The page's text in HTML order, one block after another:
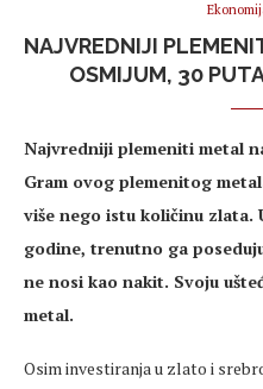
NAJVREDNIJI
OSMIJUM, 30
Najvredniji plemeniti metal
Gram ovog plemenitog
više nego istu količinu zlata.
godine, trenutno ga
ne nosi kao nakit. Svoju
metal.
Osim investiranja u zlato i